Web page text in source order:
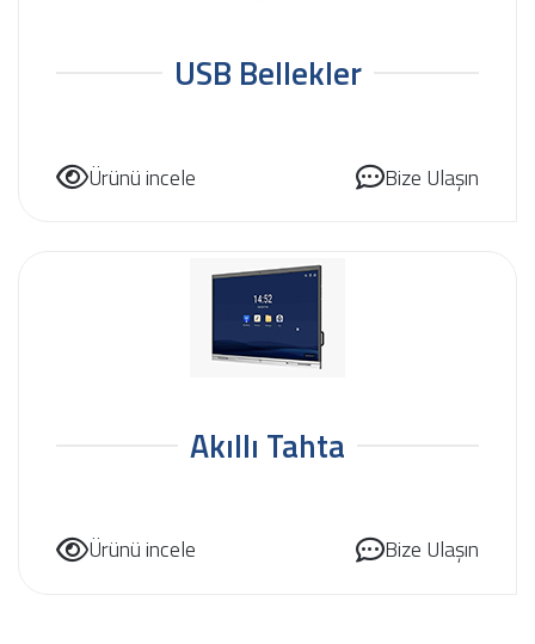
USB Bellekler
Ürünü incele Bize Ulaşın
Akıllı Tahta
Ürünü incele Bize Ulaşın